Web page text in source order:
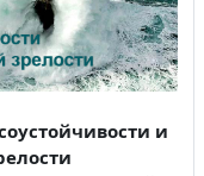
и